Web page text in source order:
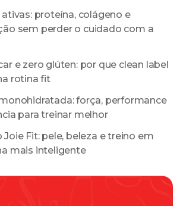
ativas: proteína, colágeno e
sem perder o cuidado com a
e zero glúten: por que clean label
rotina fit
força, performance
para treinar melhor
Joie Fit: pele, beleza e treino em
mais inteligente